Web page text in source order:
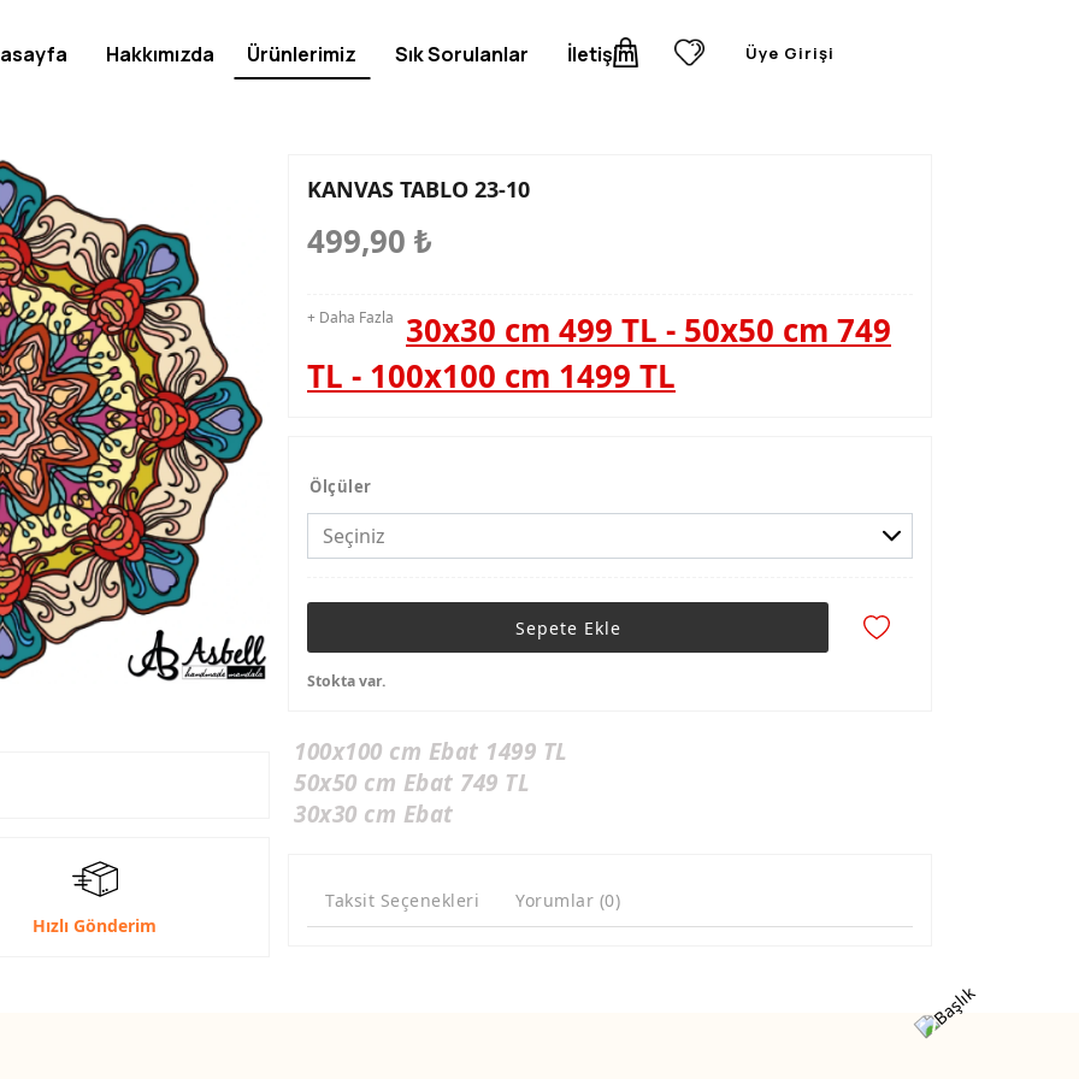
Hızlı Gönderim
KANVAS TABLO 23-10
499,90 ₺
+ Daha Fazla
30x30 cm 499 TL - 50x50 cm 749
TL - 100x100 cm 1499 TL
Ölçüler
Sepete Ekle
Stokta var.
100x100 cm Ebat 1499 TL
50x50 cm Ebat 749 TL
30x30 cm Ebat
Taksit Seçenekleri Yorumlar (0)
Hakkımızda Ürünlerimiz Sık Sorulanlar İletişim Üye Girişi